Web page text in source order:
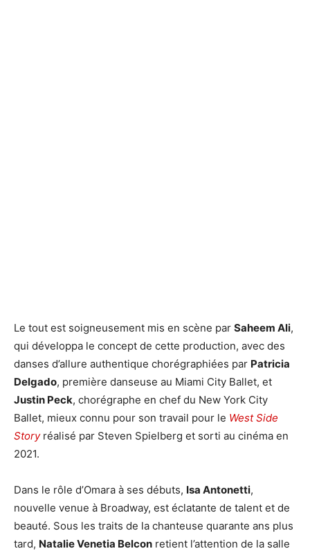
Le tout est soigneusement mis en scène par Saheem Ali,
qui développa le concept de cette production, avec des
danses d’allure authentique chorégraphiées par Patricia
Delgado, première danseuse au Miami City Ballet, et
Justin Peck, chorégraphe en chef du New York City
Ballet, mieux connu pour son travail pour le West Side
Storyréalisé par Steven Spielberg et sorti au cinéma en
2021.
Dans le rôle d’Omara à ses débuts, Isa Antonetti,
nouvelle venue à Broadway, est éclatante de talent et de
beauté. Sous les traits de la chanteuse quarante ans plus
tard, Natalie Venetia Belcon retient l’attention de la salle